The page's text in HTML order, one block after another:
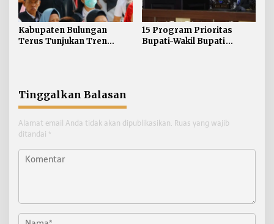
Kabupaten Bulungan
Terus Tunjukan Tren
15 Program Prioritas
Bupati-Wakil Bupati
Tinggalkan Balasan
Alamat email Anda tidak akan dipublikasikan. Ruas yang wajib
ditandai *